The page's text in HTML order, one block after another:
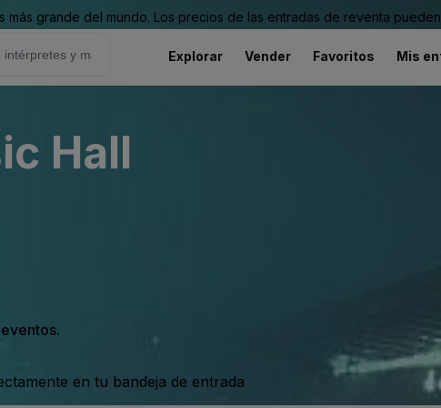
grande del mundo. Los precios de las entradas de reventa
Explorar Vender Favoritos Mis
Hall
en tu bandeja de entrada